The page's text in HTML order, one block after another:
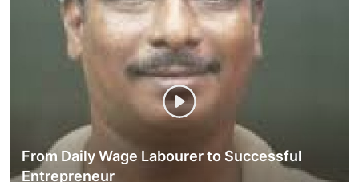
From Daily Wage Labourer to Successful
Entrepreneur